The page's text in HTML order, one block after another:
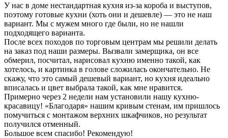
У нас в доме нестандартная кухня из-за короба и выступов,
поэтому готовые кухни (хоть они и дешевле) — это не наш
вариант. Мы с мужем много где были, но не нашли
подходящего варианта.
После всех походов по торговым центрам мы решили делать
на заказ под наши размеры. Вызвали замерщика, он все
обмерил, посчитал, нарисовал кухню именно такой, как
хотелось, и картинка в голове сложилась окончательно. Не
скажу, что это самый дешевый вариант, но кухня идеально
вписалась и цвет выбрала такой, как мне нравится.
Примерно через 2 недели нам установили нашу кухню-
красавицу! «Благодаря» нашим кривым стенам, им пришлось
помучиться с монтажом верхних шкафчиков, но результат
получился отменный.
Большое всем спасибо! Рекомендую!